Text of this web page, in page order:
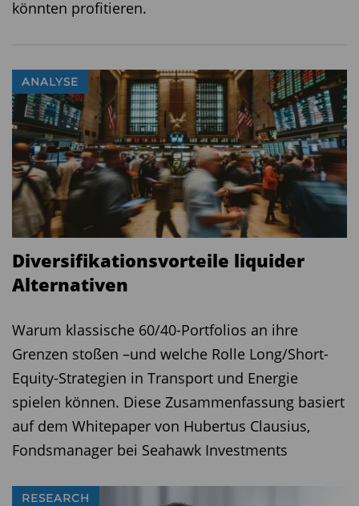
könnten profitieren.
ANALYSE
Diversifikationsvorteile liquider
Alternativen
Warum klassische 60/40-Portfolios an ihre
Grenzen stoßen –und welche Rolle Long/Short-
Equity-Strategien in Transport und Energie
spielen können. Diese Zusammenfassung basiert
auf dem Whitepaper von Hubertus Clausius,
Fondsmanager bei Seahawk Investments
RESEARCH